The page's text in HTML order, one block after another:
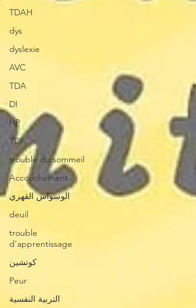
TDAH
dys
dyslexie
AVC
TDA
DI
HP
TDI
trouble du sommeil
Accouchement
الوسواس القهري
deuil
trouble
d'apprentissage
كوتشين
Peur
التربية النفسية